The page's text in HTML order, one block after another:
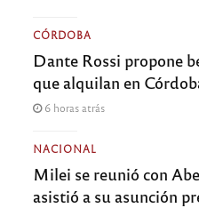
CÓRDOBA
Dante Rossi propone
que alquilan en
6 horas atrás
NACIONAL
Milei se reunió con
asistió a su asunción